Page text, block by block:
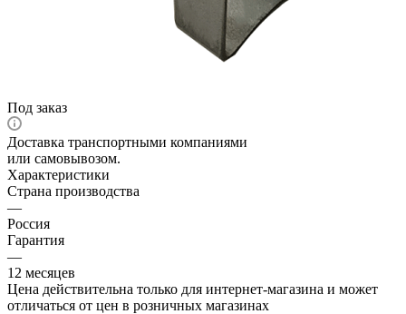
Под заказ
Доставка транспортными компаниями
или самовывозом.
Характеристики
Страна производства
—
Россия
Гарантия
—
12 месяцев
Цена действительна только для интернет-магазина и может
отличаться от цен в розничных магазинах